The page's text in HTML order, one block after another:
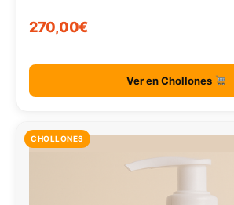
270,00€
Ver en Chollones
CHOLLONES